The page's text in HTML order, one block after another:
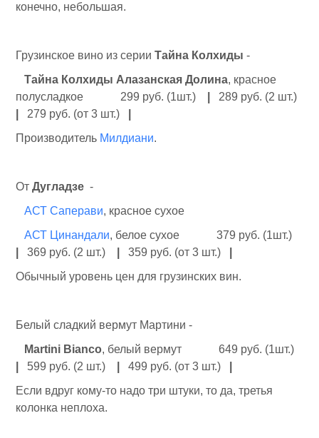
конечно, небольшая.
Грузинское вино из серии Тайна Колхиды -
Тайна Колхиды Алазанская Долина, красное
полусладкое 299 руб. (1шт.)
289 руб. (2 шт.)
279 руб. (от 3 шт.)
Производитель Милдиани.
От Дугладзе -
АСТ Саперави, красное сухое
АСТ Цинандали, белое сухое 379 руб. (1шт.)
369 руб. (2 шт.) 359 руб. (от 3 шт.)
Обычный уровень цен для грузинских вин.
Белый сладкий вермут Мартини -
Martini Bianco, белый вермут 649 руб. (1шт.)
599 руб. (2 шт.) 499 руб. (от 3 шт.)
Если вдруг кому-то надо три штуки, то да, третья
колонка неплоха.